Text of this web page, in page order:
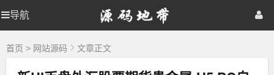
导航
源
码
带
源
码
首页 网站源码
棋牌源码
首页 > 网站源码 文章正文